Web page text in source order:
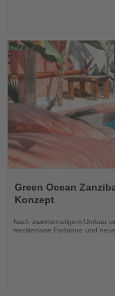
Sie
die
Nachrichten
Green Ocean
Konzept
Nach zweimonatigem Umbau
mediterrane Farbtöne und